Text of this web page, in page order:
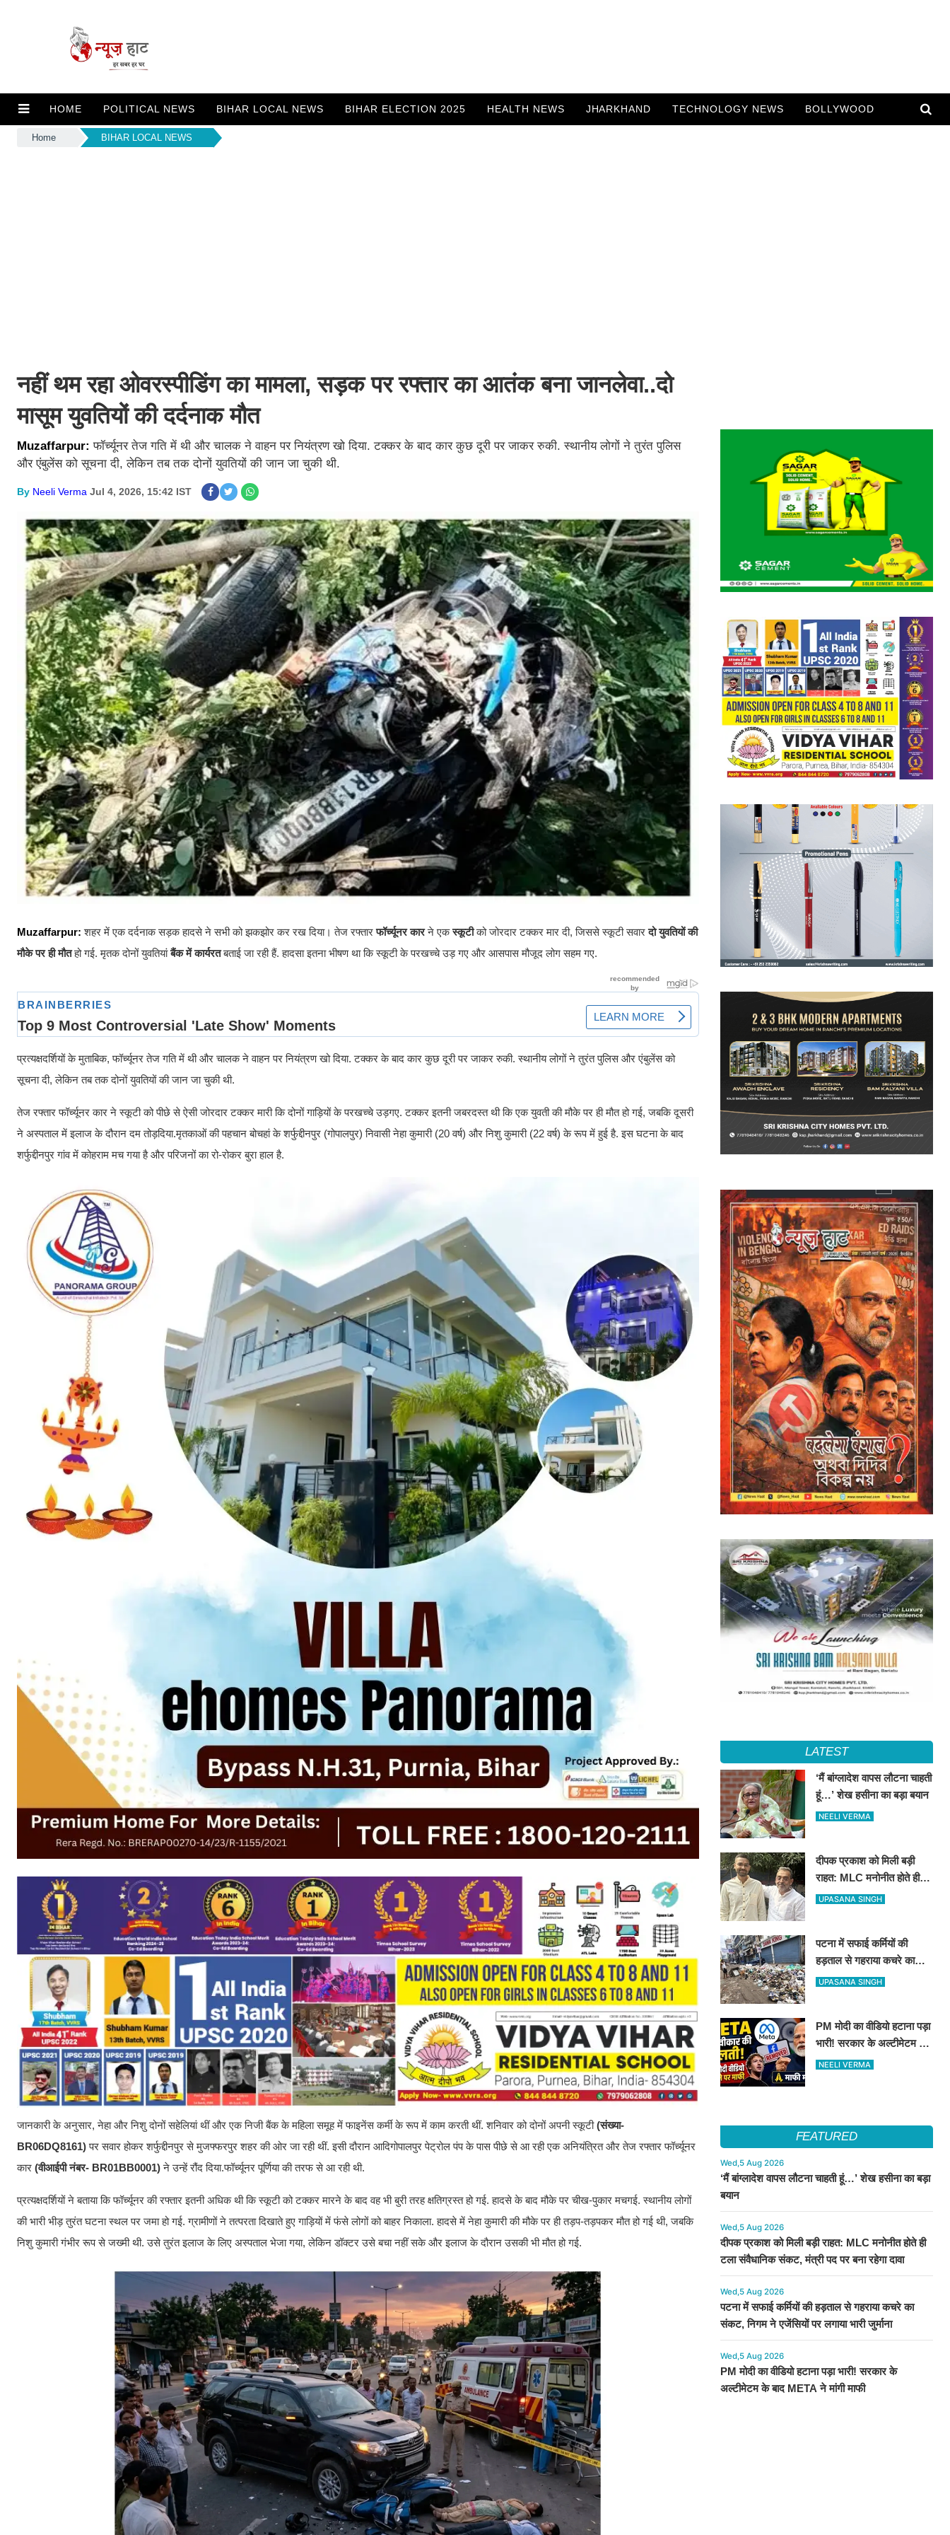
HOME POLITICAL NEWS BIHAR LOCAL NEWS BIHAR ELECTION 2025 HEALTH NEWS JHARKHAND TECHNOLOGY NEWS BOLLYWOOD
Home BIHAR LOCAL NEWS
नहीं थम रहा ओवरस्पीडिंग का मामला, सड़क पर रफ्तार का आतंक बना जानलेवा..दो
मासूम युवतियों की दर्दनाक मौत
​Muzaffarpur:फॉर्च्यूनर तेज गति में थी और चालक ने वाहन पर नियंत्रण खो दिया. टक्कर के बाद कार कुछ दूरी पर जाकर रुकी. स्थानीय लोगों ने तुरंत पुलिस
और एंबुलेंस को सूचना दी, लेकिन तब तक दोनों युवतियों की जान जा चुकी थी.
By Neeli Verma Jul 4, 2026, 15:42 IST
​Muzaffarpur:शहर में एक दर्दनाक सड़क हादसे ने सभी को झकझोर कर रख दिया। तेज रफ्तारफॉर्च्यूनर कारने एकस्कूटीको जोरदार टक्कर मार दी, जिससे स्कूटी सवारदो युवतियों की
मौके पर ही मौतहो गई. मृतक दोनों युवतियांबैंक में कार्यरतबताई जा रही हैं. हादसा इतना भीषण था कि स्कूटी के परखच्चे उड़ गए और आसपास मौजूद लोग सहम गए.
प्रत्यक्षदर्शियों के मुताबिक, फॉर्च्यूनर तेज गति में थी और चालक ने वाहन पर नियंत्रण खो दिया. टक्कर के बाद कार कुछ दूरी पर जाकर रुकी. स्थानीय लोगों ने तुरंत पुलिस और एंबुलेंस को
सूचना दी, लेकिन तब तक दोनों युवतियों की जान जा चुकी थी.
तेज रफ्तार फॉर्च्यूनर कार ने स्कूटी को पीछे से ऐसी जोरदार टक्कर मारी कि दोनों गाड़ियों के परखच्चे उड़गए. टक्कर इतनी जबरदस्त थी कि एक युवती की मौके पर ही मौत हो गई, जबकि दूसरी
ने अस्पताल में इलाज के दौरान दम तोड़दिया.मृतकाओं की पहचान बोचहां के शर्फुद्दीनपुर (गोपालपुर) निवासी नेहा कुमारी (20 वर्ष) और निशु कुमारी (22 वर्ष) के रूप में हुई है. इस घटना के बाद
शर्फुद्दीनपुर गांव में कोहराम मच गया है और परिजनों का रो-रोकर बुरा हाल है.
​जानकारी के अनुसार, नेहा और निशु दोनों सहेलियां थीं और एक निजी बैंक के महिला समूह में फाइनेंस कर्मी के रूप में काम करती थीं. शनिवार को दोनों अपनी स्कूटी(संख्या-
BR06DQ8161)पर सवार होकर शर्फुद्दीनपुर से मुजफ्फरपुर शहर की ओर जा रही थीं. इसी दौरान आदिगोपालपुर पेट्रोल पंप के पास पीछे से आ रही एक अनियंत्रित और तेज रफ्तार फॉर्च्यूनर
कार (वीआईपी नंबर- BR01BB0001)ने उन्हें रौंद दिया.फॉर्च्यूनर पूर्णिया की तरफ से आ रही थी.
​प्रत्यक्षदर्शियों ने बताया कि फॉर्च्यूनर की रफ्तार इतनी अधिक थी कि स्कूटी को टक्कर मारने के बाद वह भी बुरी तरह क्षतिग्रस्त हो गई. हादसे के बाद मौके पर चीख-पुकार मचगई. स्थानीय लोगों
की भारी भीड़ तुरंत घटना स्थल पर जमा हो गई. ग्रामीणों ने तत्परता दिखाते हुए गाड़ियों में फंसे लोगों को बाहर निकाला. हादसे में नेहा कुमारी की मौके पर ही तड़प-तड़पकर मौत हो गई थी, जबकि
निशु कुमारी गंभीर रूप से जख्मी थी. उसे तुरंत इलाज के लिए अस्पताल भेजा गया, लेकिन डॉक्टर उसे बचा नहीं सके और इलाज के दौरान उसकी भी मौत हो गई.
LATEST
‘मैं बांग्लादेश वापस लौटना चाहती
हूं…’ शेख हसीना का बड़ा बयान
NEELI VERMA
दीपक प्रकाश को मिली बड़ी
राहत: MLC मनोनीत होते ही
टला संवैधानिक संकट, मंत्री पद
UPASANA SINGH
पटना में सफाई कर्मियों की
हड़ताल से गहराया कचरे का
संकट, निगम ने एजेंसियों पर
UPASANA SINGH
PM मोदी का वीडियो हटाना पड़ा
भारी! सरकार के अल्टीमेटम के
बाद META ने मांगी माफी
NEELI VERMA
FEATURED
Wed,5 Aug 2026
‘मैं बांग्लादेश वापस लौटना चाहती हूं…’ शेख हसीना का बड़ा
बयान
Wed,5 Aug 2026
दीपक प्रकाश को मिली बड़ी राहत: MLC मनोनीत होते ही
टला संवैधानिक संकट, मंत्री पद पर बना रहेगा दावा
Wed,5 Aug 2026
पटना में सफाई कर्मियों की हड़ताल से गहराया कचरे का
संकट, निगम ने एजेंसियों पर लगाया भारी जुर्माना
Wed,5 Aug 2026
PM मोदी का वीडियो हटाना पड़ा भारी! सरकार के
अल्टीमेटम के बाद META ने मांगी माफी